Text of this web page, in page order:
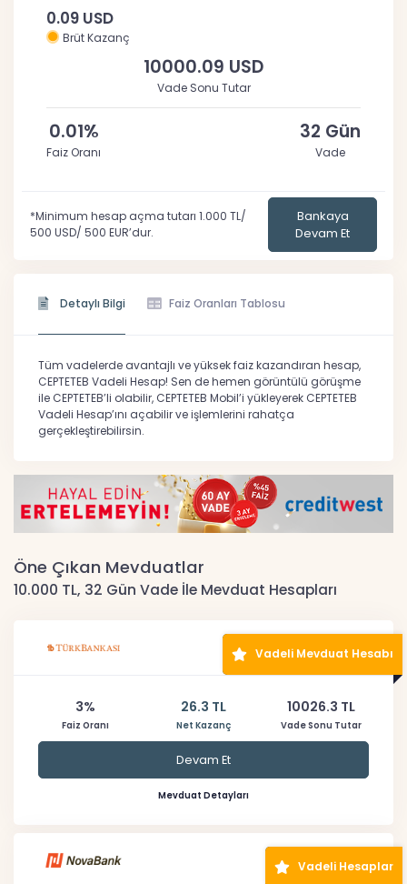
0.09 USD
Brüt Kazanç
10000.09 USD
Vade Sonu Tutar
0.01%
Faiz Oranı
32 Gün
Vade
*Minimum hesap açma tutarı 1.000 TL/
500 USD/ 500 EUR’dur.
Bankaya
Devam Et
Detaylı Bilgi Faiz Oranları Tablosu
Tüm vadelerde avantajlı ve yüksek faiz kazandıran hesap,
CEPTETEB Vadeli Hesap! Sen de hemen görüntülü görüşme
ile CEPTETEB’li olabilir, CEPTETEB Mobil’i yükleyerek CEPTETEB
Vadeli Hesap’ını açabilir ve işlemlerini rahatça
gerçekleştirebilirsin.
Öne Çıkan Mevduatlar
10.000 TL, 32 Gün Vade İle Mevduat Hesapları
Vadeli Mevduat Hesabı
3%
Faiz Oranı
26.3 TL
Net Kazanç
10026.3 TL
Vade Sonu Tutar
Devam Et
Mevduat Detayları
Vadeli Hesaplar